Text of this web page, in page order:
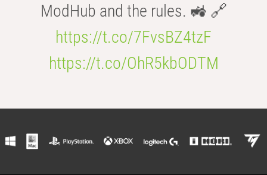
ModHub and the rules. 🚜 🔗
https://t.co/7FvsBZ4tzF
https://t.co/OhR5kbODTM